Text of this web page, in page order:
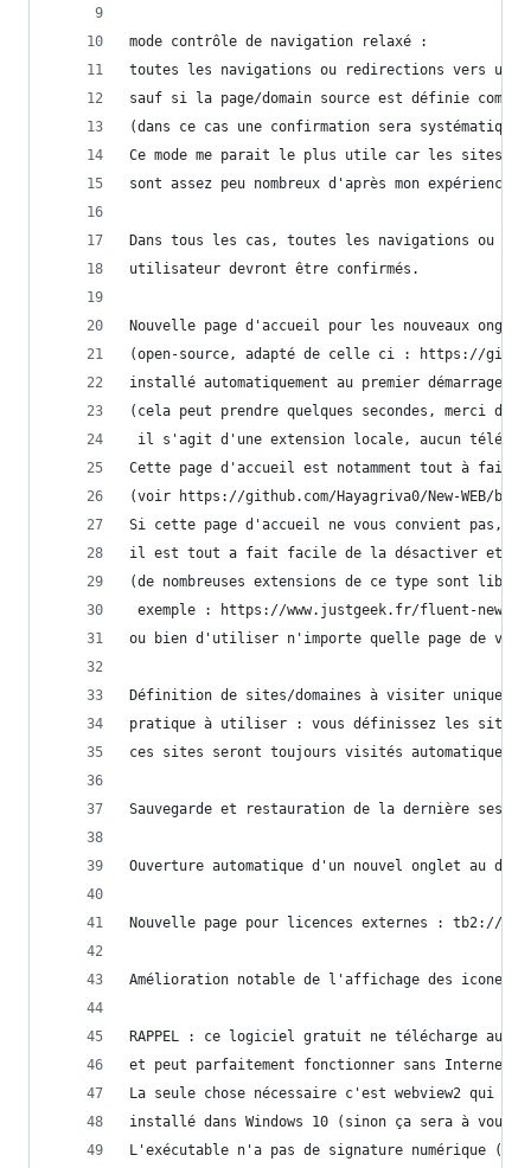
mode contrôle de navigation relaxé :
toutes les navigations ou redirections vers un
sauf si la page/domain source est définie comme
(dans ce cas une confirmation sera
Ce mode me parait le plus utile car les sites
sont assez peu nombreux d'après mon expérience.
Dans tous les cas, toutes les navigations ou
utilisateur devront être confirmés.
Nouvelle page d'accueil pour les nouveaux
(open-source, adapté de celle ci : https://
installé automatiquement au premier démarrage
(cela peut prendre quelques secondes, merci de
il s'agit d'une extension locale, aucun
Cette page d'accueil est notamment tout à fait
(voir https://github.com/Hayagriva0/New-WEB/
Si cette page d'accueil ne vous convient pas,
il est tout a fait facile de la désactiver et
(de nombreuses extensions de ce type sont
exemple : https://www.justgeek.fr/fluent-new-
ou bien d'utiliser n'importe quelle page de
Définition de sites/domaines à visiter
pratique à utiliser : vous définissez les sites/
ces sites seront toujours visités
Sauvegarde et restauration de la dernière
Ouverture automatique d'un nouvel onglet au
Nouvelle page pour licences externes : tb2://
Amélioration notable de l'affichage des icones
RAPPEL : ce logiciel gratuit ne télécharge
et peut parfaitement fonctionner sans Internet
La seule chose nécessaire c'est webview2 qui
installé dans Windows 10 (sinon ça sera à
L'exécutable n'a pas de signature numérique